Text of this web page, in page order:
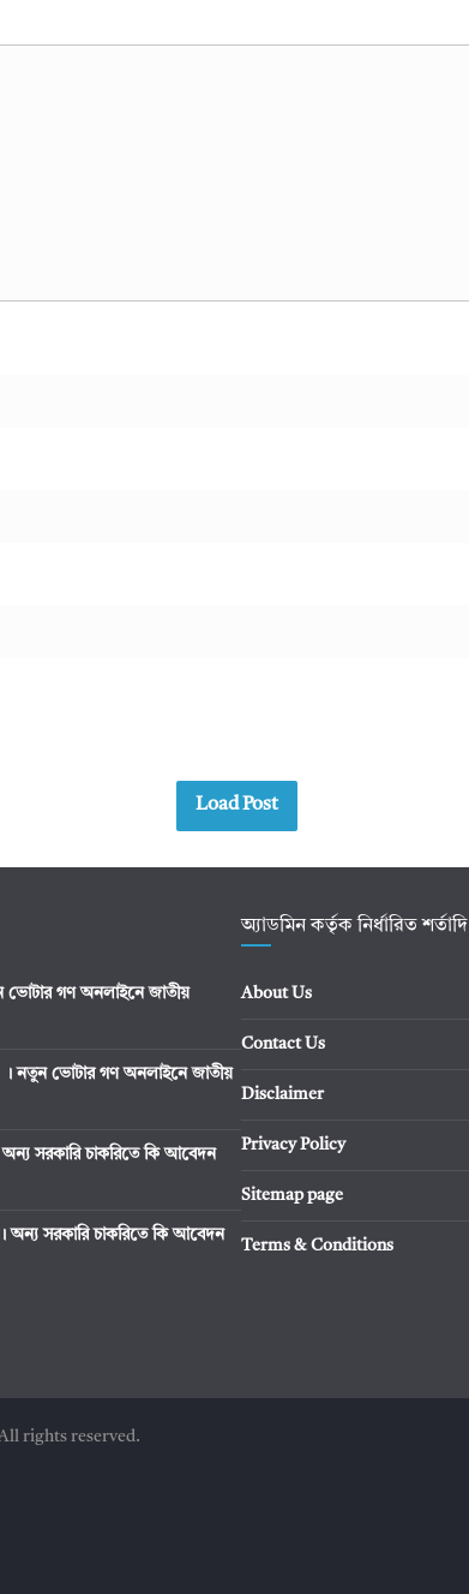
Load Post
গণ অনলাইনে জাতীয়
নতুন ভোটার গণ অনলাইনে জাতীয়
অন্য সরকারি চাকরিতে কি আবেদন
অন্য সরকারি চাকরিতে কি আবেদন
অ্যাডমিন কর্তৃক নির্ধারিত শর্তাদি
About Us
Contact Us
Disclaimer
Privacy Policy
Sitemap page
Terms & Conditions
rights reserved.